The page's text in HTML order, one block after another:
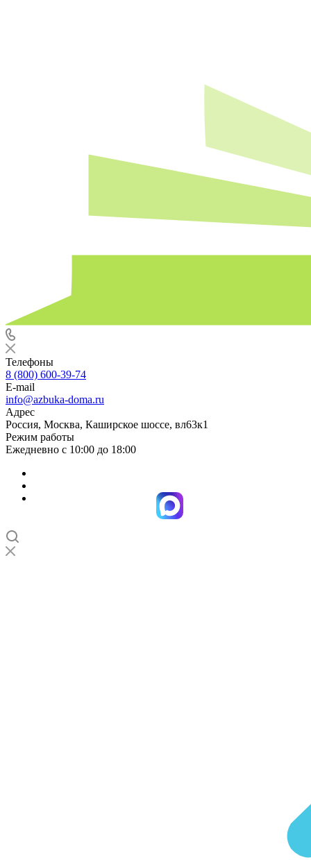
Телефоны
8 (800) 600-39-74
E-mail
info@azbuka-doma.ru
Адрес
Россия, Москва, Каширское шоссе, вл63к1
Режим работы
Ежедневно с 10:00 до 18:00